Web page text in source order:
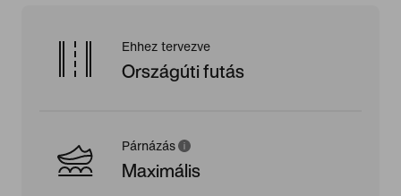
Ehhez tervezve
Országúti futás
Párnázás
Maximális